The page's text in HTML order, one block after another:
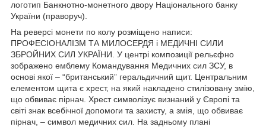
логотип Банкнотно-монетного двору Національного банку
України (праворуч).
На реверсі монети по колу розміщено написи:
ПРОФЕСІОНАЛІЗМ ТА МИЛОСЕРДЯ і МЕДИЧНІ СИЛИ
ЗБРОЙНИХ СИЛ УКРАЇНИ. У центрі композиції рельєфно
зображено емблему Командування Медичних сил ЗСУ, в
основі якої – “британський” геральдичний щит. Центральним
елементом щита є хрест, на який накладено стилізовану змію,
що обвиває пірнач. Хрест символізує визнаний у Європі та
світі знак всебічної допомоги та захисту, а змія, що обвиває
пірнач, – символ медичних сил. На задньому плані